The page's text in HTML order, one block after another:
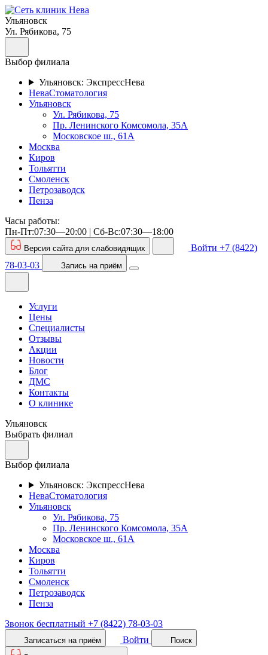
Ульяновск
Ул. Рябикова, 75
Выбор филиала
Ульяновск: ЭкспрессНева
НеваСтоматология
Ульяновск
Ул. Рябикова, 75
Пр. Ленинского Комсомола, 35А
Московское ш., 61А
Москва
Киров
Тольятти
Смоленск
Петрозаводск
Пенза
Часы работы:
Пн-Пт:07:30—20:00 | Cб-Вс:07:30—18:00
Версия сайта для слабовидящих Войти +7 (8422)
78-03-03
Запись на приём
Услуги
Цены
Специалисты
Отзывы
Акции
Новости
Блог
ДМС
Контакты
О клинике
Ульяновск
Выбрать филиал
Выбор филиала
Ульяновск: ЭкспрессНева
НеваСтоматология
Ульяновск
Ул. Рябикова, 75
Пр. Ленинского Комсомола, 35А
Московское ш., 61А
Москва
Киров
Тольятти
Смоленск
Петрозаводск
Пенза
Звонок бесплатный +7 (8422) 78-03-03
Записаться на приём Войти
Поиск